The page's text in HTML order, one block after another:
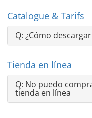
Catalogue & Tarifs
Q: ¿Cómo
Tienda en línea
Q: No puedo
tienda en línea